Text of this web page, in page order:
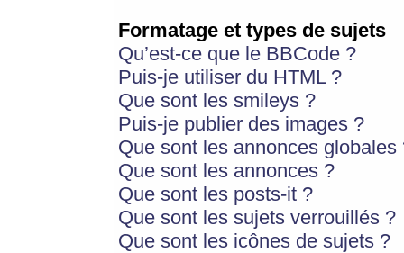
Formatage et types de sujets
Qu’est-ce que le BBCode ?
Puis-je utiliser du HTML ?
Que sont les smileys ?
Puis-je publier des images ?
Que sont les annonces globales
Que sont les annonces ?
Que sont les posts-it ?
Que sont les sujets verrouillés ?
Que sont les icônes de sujets ?